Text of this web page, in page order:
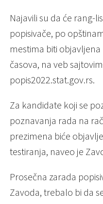
Najavili su da će rang-
popisivače, po
mestima biti
časova, na veb
popis2022.stat.gov.rs.
Za kandidate koji se
poznavanja rada na
prezimena biće
testiranja, naveo je
Prosečna zarada
Zavoda, trebalo bi da